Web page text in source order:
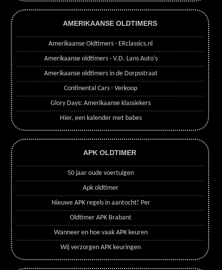
AMERIKAANSE OLDTIMERS
Amerikaanse Oldtimers - ERclassics.nl
Amerikaanse oldtimers - V.D. Lans Auto's
Amerikaanse oldtimers in de Dorpsstraat
Continental Cars - Verkoop
Glory Days: Amerikaanse klassiekers
Hier, een kalender met babes
APK OLDTIMER
50 jaar oude voertuigen
Apk oldtimer
Nieuwe APK regels in aantocht! Per
Oldtimer APK Brabant
Wanneer en hoe vaak APK keuren
Wij verzorgen APK keuringen